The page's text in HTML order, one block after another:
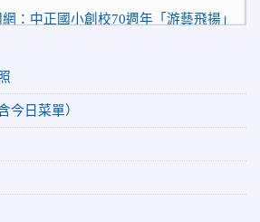
網：中正國小創校70週年「游藝飛揚」
台：尋覓歷史記憶 花蓮中正國小社團
光！中正國小「小老闆大市集」愛心
：花蓮市中正國小跆拳道隊捷報連
12銀6銅 展現深厚培訓實力
：中正國小跆拳道隊金光閃閃全國少
今日菜單）